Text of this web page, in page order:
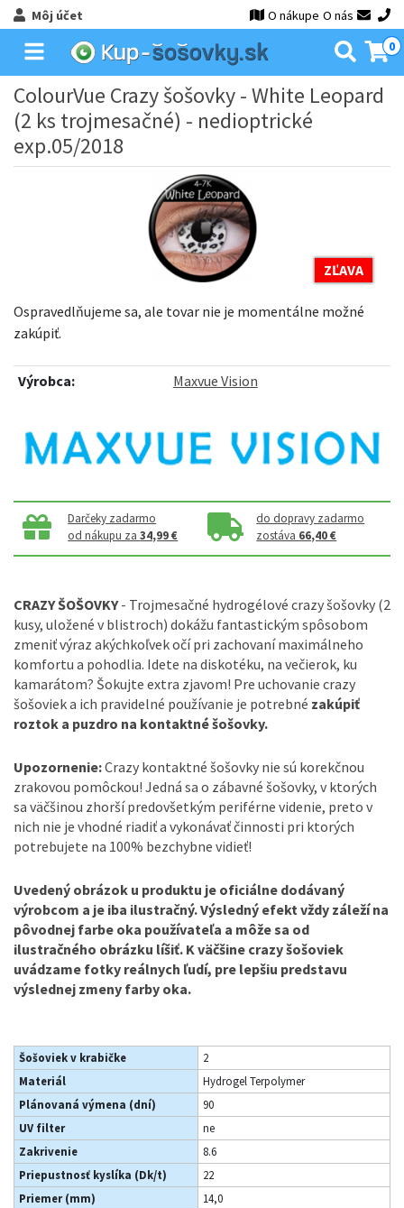
Môj účet O nákupe O nás
0
ColourVue Crazy šošovky - White Leopard
(2 ks trojmesačné) - nedioptrické
exp.05/2018
ZĽAVA
Ospravedlňujeme sa, ale tovar nie je momentálne možné
zakúpiť.
Výrobca: Maxvue Vision
Darčeky zadarmo
od nákupu za34,99 €
do dopravy zadarmo
zostáva 66,40 €
CRAZY ŠOŠOVKY- Trojmesačné hydrogélové crazy šošovky (2
kusy, uložené v blistroch) dokážu fantastickým spôsobom
zmeniť výraz akýchkoľvek očí pri zachovaní maximálneho
komfortu a pohodlia. Idete na diskotéku, na večierok, ku
kamarátom? Šokujte extra zjavom! Pre uchovanie crazy
šošoviek a ich pravidelné používanie je potrebné zakúpiť
roztok a puzdro na kontaktné šošovky.
Upozornenie:Crazy kontaktné šošovky nie sú korekčnou
zrakovou pomôckou! Jedná sa o zábavné šošovky, v ktorých
sa väčšinou zhorší predovšetkým periférne videnie, preto v
nich nie je vhodné riadiť a vykonávať činnosti pri ktorých
potrebujete na 100% bezchybne vidieť!
Uvedený obrázok u produktu je oficiálne dodávaný
výrobcom a je iba ilustračný. Výsledný efekt vždy záleží na
pôvodnej farbe oka používateľa a môže sa od
ilustračného obrázku líšiť. K väčšine crazy šošoviek
uvádzame fotky reálnych ľudí, pre lepšiu predstavu
výslednej zmeny farby oka.
Šošoviek v krabičke
2
Materiál
Hydrogel Terpolymer
Plánovaná výmena (dní)
90
UV filter
ne
Zakrivenie
8.6
Priepustnosť kyslíka (Dk/t)
22
Priemer (mm)
14,0